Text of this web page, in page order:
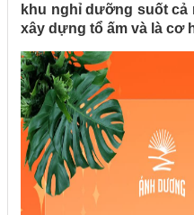
khu nghỉ dưỡng suốt
xây dựng tổ ấm và là cơ